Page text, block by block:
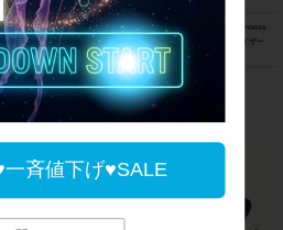
一斉値下げ♥SALE
シムワークス リトルニック
LITTLE NICK 700mm/25.
ットバー
円
日東 NITTO ブルムースバー bullmoose
bar 570mm/100mm/22.2mm ライザー
バー
14,190円